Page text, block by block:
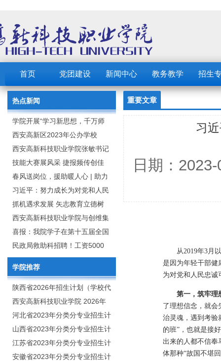
首页 党团建设 新闻中心 教务教学 招生
热点新闻
学院开展“学习新思想，千万师
生同上一堂课”活动
西安高新区2023年公办学校
（园） 公开招聘教职工公告
西安高新科技职业学院张敏书记
为全院师生党员上党课
技能大赛展风采 捷报频传创佳
绩：西安高新科技职业学院师生
在2023年陕西省职业技能大赛中
取佳绩
春风送岗位，援助暖人心 | 助力
毕业生求职就业
习近平：努力成长为对党和人民
忠诚可靠、堪当时代重任的栋梁
之才
抓机遇求发展 矢志教育立德树
人：西安高新科技职业学院召开
2020年年终总结暨表彰网络视频
会
西安高新科技职业学院与创维集
团举行校企合作签约仪式
喜报：我院学子在第十五届全国
大学生广告艺术大赛（大广
赛）、第十一届未来设计师.高校
数字艺术设计大赛（NCDA）国
赛中喜获佳绩
民政局救助科招聘！工资5000
元/月
学院推荐
陕西省2026年招生计划（学校代
码：8103）
西安高新科技职业学院 2026年
招生章程
河北省2023年分类分专业招生计
划（院校代号：1889）
山西省2023年分类分专业招生计
划（院校代号：5560）
江苏省2023年分类分专业招生计
划（院校代号：8931）
安徽省2023年分类分专业招生计
重要文章
习
日期：
从2019年3月
是因为年轻干部健
为对党和人民忠诚
第一，筑牢理
了理想信念，就会
治灵魂，遇到考验
的班”，也就是接
出来的人都不信奉
体那种“故国不堪